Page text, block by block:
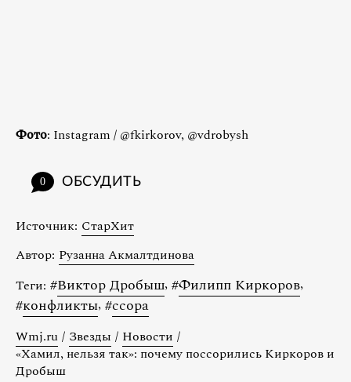
Фото: Instagram / @fkirkorov, @vdrobysh
0 ОБСУДИТЬ
Источник: СтарХит
Автор: Рузанна Акмалтдинова
Теги: #Виктор Дробыш, #Филипп Киркоров,
#конфликты, #ссора
Wmj.ru / Звезды / Новости /
«Хамил, нельзя так»: почему поссорились Киркоров и
Дробыш